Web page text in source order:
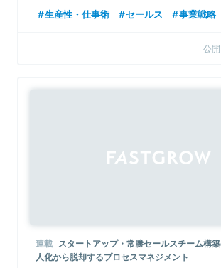
生産性・仕事術 セールス 事業戦略
公
連載 スタートアップ・常勝セールスチーム構
人化から脱却するプロセスマネジメント